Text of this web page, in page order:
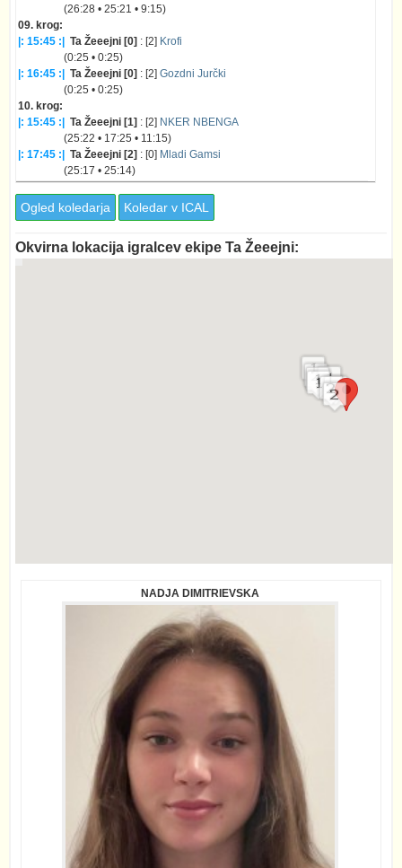
(26:28 • 25:21 • 9:15)
09. krog:
|: 15:45 :| Ta Žeeejni [0] : [2] Krofi
(0:25 • 0:25)
|: 16:45 :| Ta Žeeejni [0] : [2] Gozdni Jurčki
(0:25 • 0:25)
10. krog:
|: 15:45 :| Ta Žeeejni [1] : [2] NKER NBENGA
(25:22 • 17:25 • 11:15)
|: 17:45 :| Ta Žeeejni [2] : [0] Mladi Gamsi
(25:17 • 25:14)
Ogled koledarja Koledar v ICAL
Okvirna lokacija igralcev ekipe Ta Žeeejni:
NADJA DIMITRIEVSKA